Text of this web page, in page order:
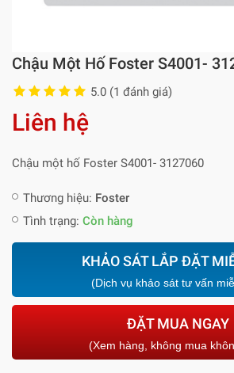
Chậu Một Hố Foster S4001-
5.0 (1 đánh giá)
Liên hệ
Chậu một hố Foster S4001- 3127060
Thương hiệu: Foster
Tình trạng: Còn hàng
KHẢO SÁT LẮP ĐẶT
(Dịch vụ khảo sát tư vấn
ĐẶT MUA NGAY
(Xem hàng, không mua